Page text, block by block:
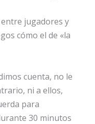
jugadores y
cómo el de «la
cuenta, no le
ni a ellos,
para
30 minutos